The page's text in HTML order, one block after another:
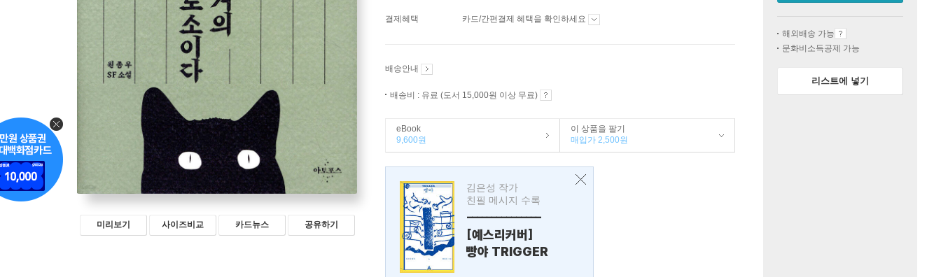
미리보기 사이즈비교 카드뉴스 공유하기
결제혜택 카드/간편결제 혜택을 확인하세요
배송안내
배송비 : 유료 (도서 15,000원 이상 무료)
eBook
9,600원
이 상품을 팔기
매입가 2,500원
김은성 작가
친필 메시지 수록
---------------
[예스리커버]
빵야 TRIGGER
해외배송 가능
문화비소득공제 가능
리스트에 넣기